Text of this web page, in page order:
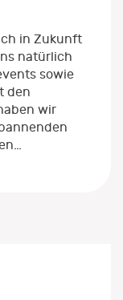
in Zukunft
natürlich
sowie
den
wir